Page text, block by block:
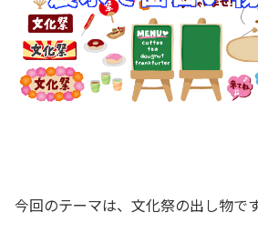
今回のテーマは、文化祭の出し物です